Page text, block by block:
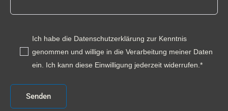
Ich habe die Datenschutzerklärung zur Kenntnis
genommen und willige in die Verarbeitung meiner Daten
ein. Ich kann diese Einwilligung jederzeit widerrufen.*